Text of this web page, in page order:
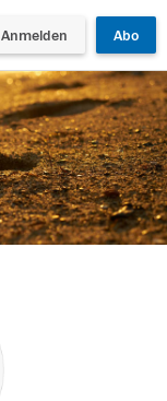
Anmelden Abo